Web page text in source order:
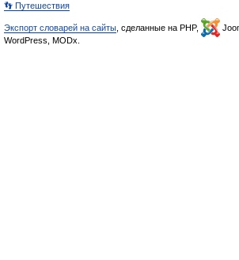
👣 Путешествия
Экспорт словарей на сайты , сделанные на PHP,
WordPress, MODx.